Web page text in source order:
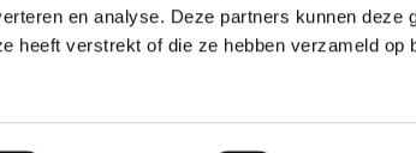
en analyse. Deze partners kunnen deze
heeft verstrekt of die ze hebben verzameld op